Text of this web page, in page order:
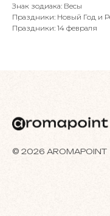
Знак зодиака: Весы
Праздники: Новый Год и
Праздники: 14 февраля
© 2026 AROMAPOINT